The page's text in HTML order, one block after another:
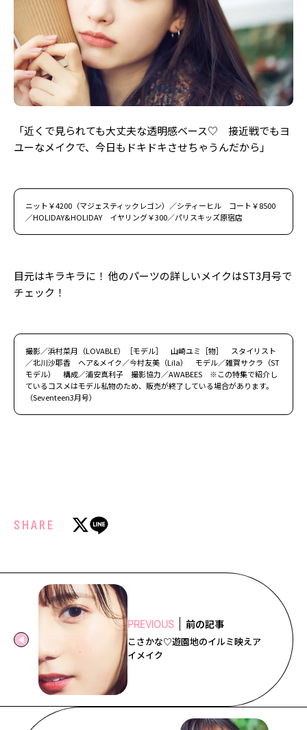
「近くで見られても大丈夫な透明感ベース♡ 接近戦でもヨ
ユーなメイクで、今日もドキドキさせちゃうんだから」
ニット￥4200（マジェスティックレゴン）／シティーヒル コート￥8500
／HOLIDAY&HOLIDAY イヤリング￥300／パリスキッズ原宿店
目元はキラキラに！ 他のパーツの詳しいメイクはST3月号で
チェック！
撮影／浜村菜月（LOVABLE）［モデル］ 山崎ユミ［物］ スタイリスト
／北川沙耶香 ヘア&メイク／今村友美（Lila） モデル／雑賀サクラ（ST
モデル） 構成／浦安真利子 撮影協力／AWABEES ※この特集で紹介し
ているコスメはモデル私物のため、販売が終了している場合があります。
（Seventeen3月号）
SHARE
PREVIOUS 前の記事
こさかな♡遊園地のイルミ映えア
イメイク